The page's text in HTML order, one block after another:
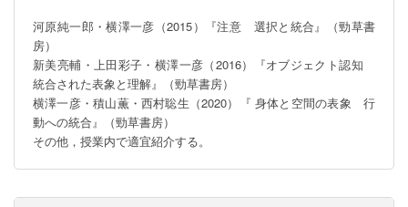
河原純一郎・横澤一彦（2015）『注意　選択と統合』（勁草書
房）
新美亮輔・上田彩子・横澤一彦（2016）『オブジェクト認知
統合された表象と理解』（勁草書房）
横澤一彦・積山薫・西村聡生（2020）『 身体と空間の表象　行
動への統合』（勁草書房）
その他，授業内で適宜紹介する。